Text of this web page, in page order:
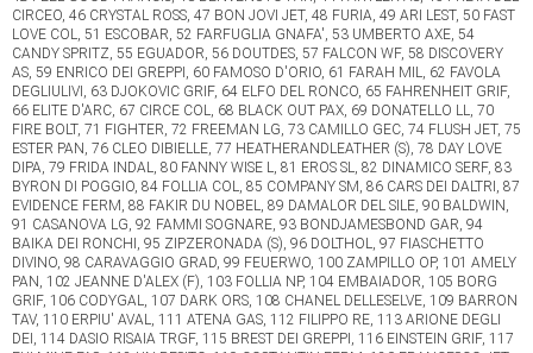
CIRCEO, 46 CRYSTAL ROSS, 47 BON JOVI JET, 48 FURIA, 49 ARI LEST, 50 FAST
LOVE COL, 51 ESCOBAR, 52 FARFUGLIA GNAFA', 53 UMBERTO AXE, 54
CANDY SPRITZ, 55 EGUADOR, 56 DOUTDES, 57 FALCON WF, 58 DISCOVERY
AS, 59 ENRICO DEI GREPPI, 60 FAMOSO D'ORIO, 61 FARAH MIL, 62 FAVOLA
DEGLIULIVI, 63 DJOKOVIC GRIF, 64 ELFO DEL RONCO, 65 FAHRENHEIT GRIF,
66 ELITE D'ARC, 67 CIRCE COL, 68 BLACK OUT PAX, 69 DONATELLO LL, 70
FIRE BOLT, 71 FIGHTER, 72 FREEMAN LG, 73 CAMILLO GEC, 74 FLUSH JET, 75
ESTER PAN, 76 CLEO DIBIELLE, 77 HEATHERANDLEATHER (S), 78 DAY LOVE
DIPA, 79 FRIDA INDAL, 80 FANNY WISE L, 81 EROS SL, 82 DINAMICO SERF, 83
BYRON DI POGGIO, 84 FOLLIA COL, 85 COMPANY SM, 86 CARS DEI DALTRI, 87
EVIDENCE FERM, 88 FAKIR DU NOBEL, 89 DAMALOR DEL SILE, 90 BALDWIN,
91 CASANOVA LG, 92 FAMMI SOGNARE, 93 BONDJAMESBOND GAR, 94
BAIKA DEI RONCHI, 95 ZIPZERONADA (S), 96 DOLTHOL, 97 FIASCHETTO
DIVINO, 98 CARAVAGGIO GRAD, 99 FEUERWO, 100 ZAMPILLO OP, 101 AMELY
PAN, 102 JEANNE D'ALEX (F), 103 FOLLIA NP, 104 EMBAIADOR, 105 BORG
GRIF, 106 CODYGAL, 107 DARK ORS, 108 CHANEL DELLESELVE, 109 BARRON
TAV, 110 ERPIU' AVAL, 111 ATENA GAS, 112 FILIPPO RE, 113 ARIONE DEGLI
DEI, 114 DASIO RISAIA TRGF, 115 BREST DEI GREPPI, 116 EINSTEIN GRIF, 117